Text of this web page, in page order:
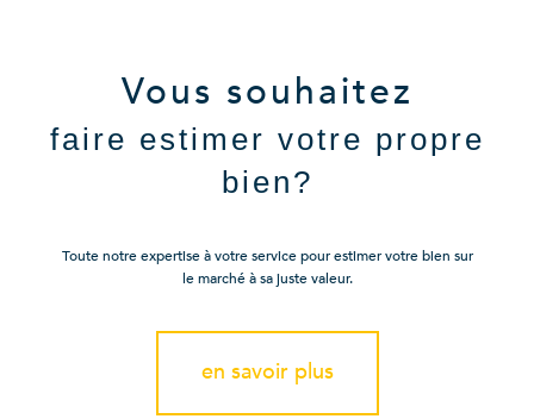
Vous souhaitez
faire estimer votre propre
bien?
Toute notre expertise à votre service pour estimer votre bien sur
le marché à sa juste valeur.
en savoir plus